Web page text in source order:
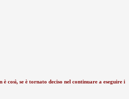
così, se è tornato deciso nel continuare a eseguire i